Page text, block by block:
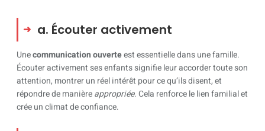
a. Écouter activement
Unecommunication ouverteest essentielle dans une famille.
Écouter activement ses enfants signifie leur accorder toute son
attention, montrer un réel intérêt pour ce qu’ils disent, et
répondre de manièreappropriée. Cela renforce le lien familial et
crée un climat de confiance.